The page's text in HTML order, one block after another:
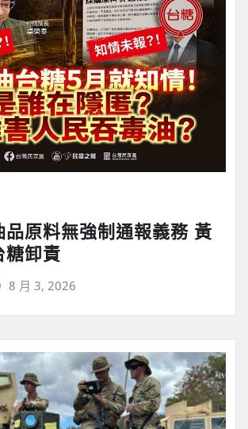
品原料無強制通報義務 黃
糖卸責
8 月 3, 2026